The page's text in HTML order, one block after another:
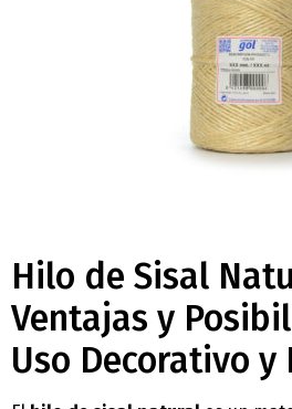
Hilo de Sisal
Ventajas y
Uso Decorativo y